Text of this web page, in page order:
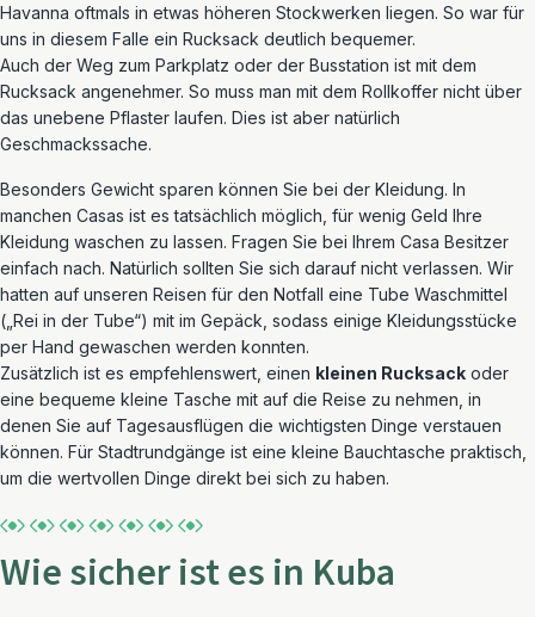
Havanna oftmals in etwas höheren Stockwerken liegen. So war für
uns in diesem Falle ein Rucksack deutlich bequemer.
Auch der Weg zum Parkplatz oder der Busstation ist mit dem
Rucksack angenehmer. So muss man mit dem Rollkoffer nicht über
das unebene Pflaster laufen. Dies ist aber natürlich
Geschmackssache.
Besonders Gewicht sparen können Sie bei der Kleidung. In
manchen Casas ist es tatsächlich möglich, für wenig Geld Ihre
Kleidung waschen zu lassen. Fragen Sie bei Ihrem Casa Besitzer
einfach nach. Natürlich sollten Sie sich darauf nicht verlassen. Wir
hatten auf unseren Reisen für den Notfall eine Tube Waschmittel
(„Rei in der Tube“) mit im Gepäck, sodass einige Kleidungsstücke
per Hand gewaschen werden konnten.
Zusätzlich ist es empfehlenswert, einen kleinen Rucksack oder
eine bequeme kleine Tasche mit auf die Reise zu nehmen, in
denen Sie auf Tagesausflügen die wichtigsten Dinge verstauen
können. Für Stadtrundgänge ist eine kleine Bauchtasche praktisch,
um die wertvollen Dinge direkt bei sich zu haben.
Wie sicher ist es in Kuba